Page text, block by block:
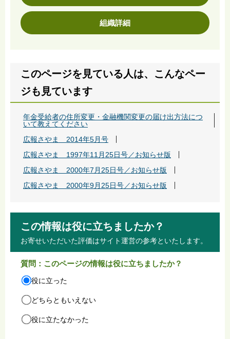
組織詳細
このページを見ている人は、こんなペー
ジも見ています
年金受給者の住所変更・金融機関変更の届け出方法につ
いて教えてください
広報さやま 2014年5月号
広報さやま 1997年11月25日号／お知らせ版
広報さやま 2000年7月25日号／お知らせ版
広報さやま 2000年9月25日号／お知らせ版
この情報は役に立ちましたか？
お寄せいただいた評価はサイト運営の参考といたします。
質問：このページの情報は役に立ちましたか？
役に立った
どちらともいえない
役に立たなかった